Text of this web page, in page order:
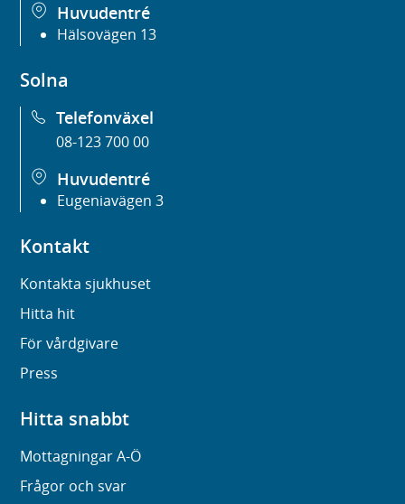
Huvudentré
Hälsovägen 13
Solna
Telefonväxel
08-123 700 00
Huvudentré
Eugeniavägen 3
Kontakt
Kontakta sjukhuset
Hitta hit
För vårdgivare
Press
Hitta snabbt
Mottagningar A-Ö
Frågor och svar